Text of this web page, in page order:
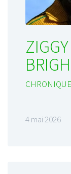
4 mai 2026